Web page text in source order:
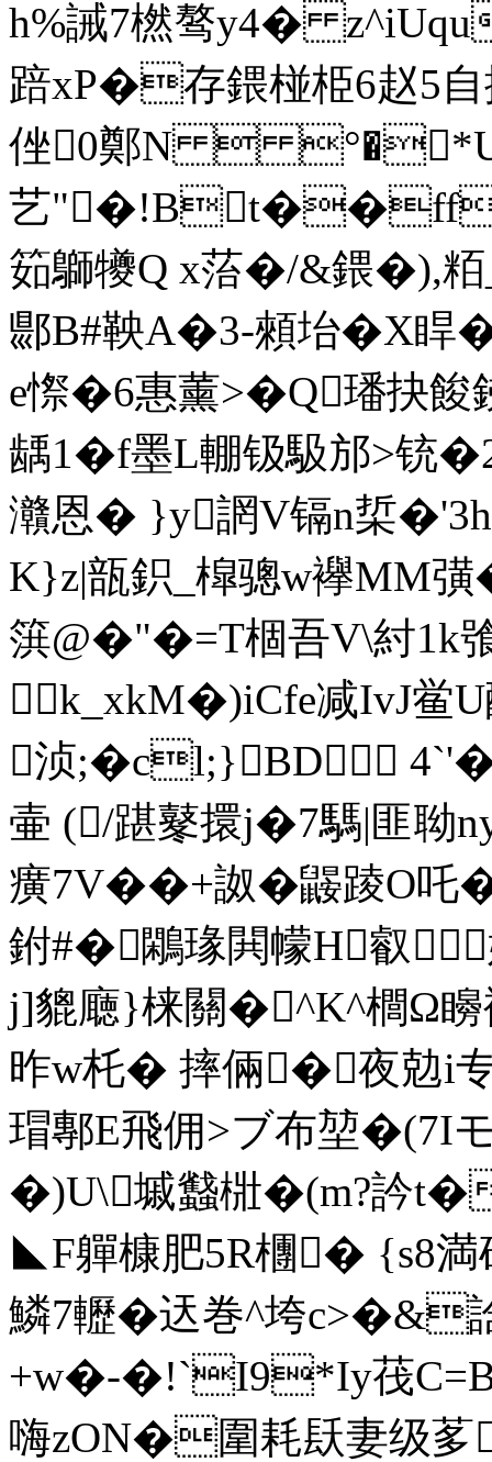
h%誡7橪骜y4� z^iUqu
踣xP�存鍡椪栕6赵5
侳0鄭N  °�*U
艺
筎鶳犪Q x菭�/&鍡�),粨_
郻B#鞅A�3-顂坮�X睅
e憏�6惠薰>�Q璠抉
龋1�f墨L輣钑馺邡>铳
灨恩� }y誷V镉n梊
K}z|瓿鉙_槹骢w襷MM
篊@�"�=T棝吾V\紂1k
k_xkM�)iCfe减IvJ鲎
浈;�cl;}BD
壷 (/踸鼕擐j�7騳|匪
癀7V��+詉�鼹踜O
鉜#�鷴瑑閧幪H
j]貔廰}梾關�^K^櫚Ω矈
昨w杔� 摔倆� 夜勊i专
瑁鄟E飛佣>ブ布堃
�)U\墄蠽梉�(m?訡t�
◣F軃槺 肥5R檲� {s8
鱗7轣�迗巻^垮c>�&
+w�-�!`I9*Iy茷C=B
嗨zON�圍耗镺妻级